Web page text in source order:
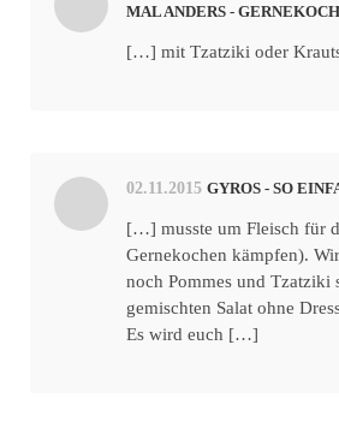
MAL ANDERS -
[…] mit Tzatziki oder
02.11.2015 GYROS - SO
[…] musste um Fleisch für
Gernekochen kämpfen).
noch Pommes und Tzatziki
gemischten Salat ohne
Es wird euch […]